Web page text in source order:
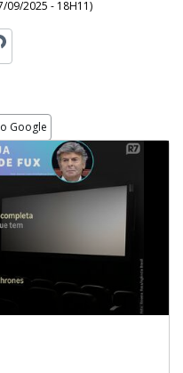
09/2025 - 18H11)
Google